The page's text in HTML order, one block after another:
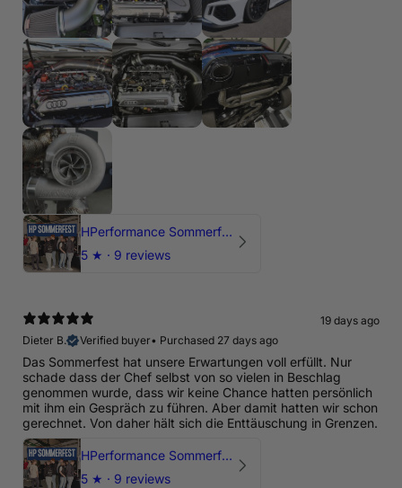
HPerformance Sommerfest 2026
5 ★ · 9 reviews
19 days ago
Dieter B.
Verified buyer• Purchased 27 days ago
Das Sommerfest hat unsere Erwartungen voll erfüllt. Nur
schade dass der Chef selbst von so vielen in Beschlag
genommen wurde, dass wir keine Chance hatten persönlich
mit ihm ein Gespräch zu führen. Aber damit hatten wir schon
gerechnet. Von daher hält sich die Enttäuschung in Grenzen.
HPerformance Sommerfest 2026
5 ★ · 9 reviews